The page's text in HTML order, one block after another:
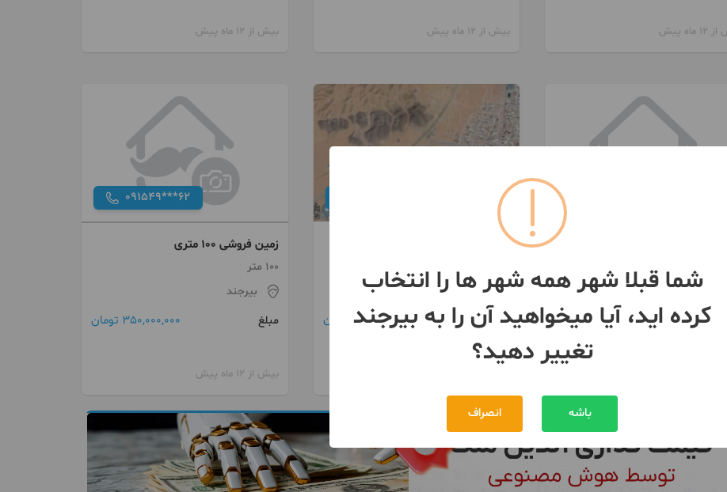
پیش بیش از 12 ماه پیش بیش از 12 ماه پیش
ظفر
بیرجند
توافقی
پیش
زمین مسکونی ورودی دستگرد
بیرجند
مبلغ
700,000,000 تومان
091549***62
زمین فروشی 100 متری
100 متر
بيرجند
مبلغ
350,000,000 تومان
بیش از 12 ماه پیش
شما قبلا شهر همه شهر ها را انتخاب
کرده اید، آیا میخواهید آن را به بیرجند
تغییر دهید؟
باشه انصراف